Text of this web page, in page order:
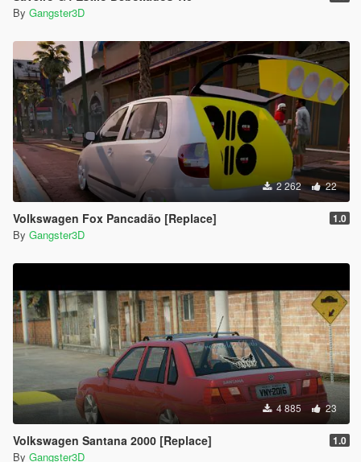
By Gangster3D
2 262 22
Volkswagen Fox Pancadão [Replace] 1.0
By Gangster3D
4 885 23
Volkswagen Santana 2000 [Replace] 1.0
By Gangster3D